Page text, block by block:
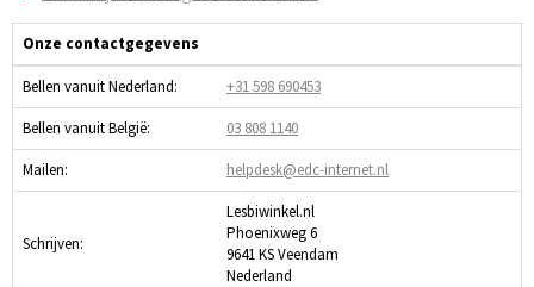
Onze contactgegevens
Bellen vanuit Nederland: +31 598 690453
Bellen vanuit België: 03 808 1140
Mailen: helpdesk@edc-internet.nl
Schrijven:
Lesbiwinkel.nl
Phoenixweg 6
9641 KS Veendam
Nederland